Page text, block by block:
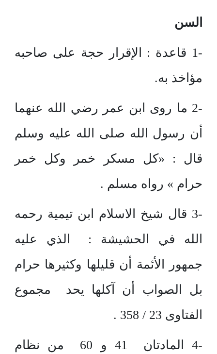
السن
-1 قاعدة : الإقرار حجة على صاحبه
مؤاخذ به.
-2 ما روى ابن عمر رضي الله عنهما
أن رسول الله صلى الله عليه وسلم
قال : «كل مسكر خمر وكل خمر
حرام » رواه مسلم .
-3 قال شيخ الاسلام ابن تيمية رحمه
الله في الحشيشة : الذي عليه
جمهور الأئمة أن قليلها وكثيرها حرام
بل الصواب أن آكلها يحد مجموع
الفتاوى 23 / 358 .
-4 المادتان 41 و 60 من نظام